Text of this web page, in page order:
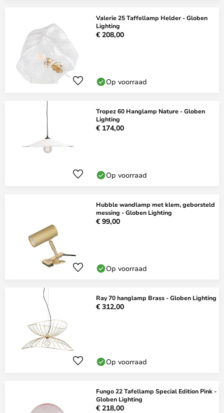
Valerie 25 Taffellamp Helder - Globen
Lighting
€ 208,00
Op voorraad
Tropez 60 Hanglamp Nature - Globen
Lighting
€ 174,00
Op voorraad
Hubble wandlamp met klem, geborsteld
messing - Globen Lighting
€ 99,00
Op voorraad
Ray 70 hanglamp Brass - Globen Lighting
€ 312,00
Op voorraad
Fungo 22 Tafellamp Special Edition Pink -
Globen Lighting
€ 218,00